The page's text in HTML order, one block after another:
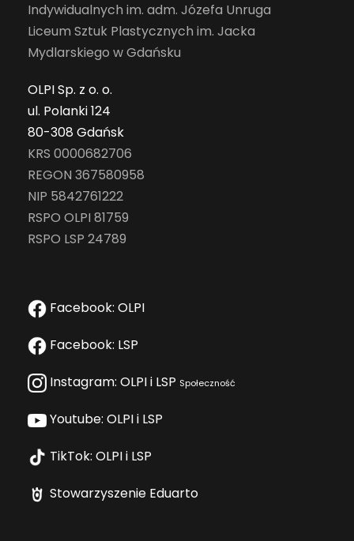
Indywidualnych im. adm. Józefa Unruga
Liceum Sztuk Plastycznych im. Jacka
Mydlarskiego w Gdańsku
OLPI Sp. z o. o.
ul. Polanki 124
80-308 Gdańsk
KRS 0000682706
REGON 367580958
NIP 5842761222
RSPO OLPI 81759
RSPO LSP 24789
Facebook: OLPI
Facebook: LSP
Instagram: OLPI i LSP Społeczność
Youtube: OLPI i LSP
TikTok: OLPI i LSP
Stowarzyszenie Eduarto